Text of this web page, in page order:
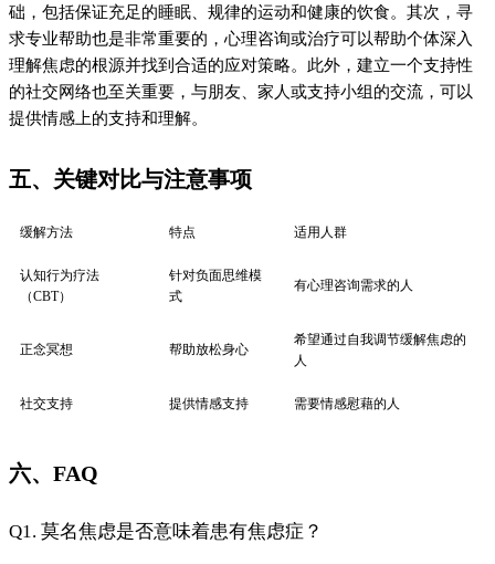
础，包括保证充足的睡眠、规律的运动和健康的饮食。其次，寻
求专业帮助也是非常重要的，心理咨询或治疗可以帮助个体深入
理解焦虑的根源并找到合适的应对策略。此外，建立一个支持性
的社交网络也至关重要，与朋友、家人或支持小组的交流，可以
提供情感上的支持和理解。
五、关键对比与注意事项
缓解方法 特点 适用人群
认知行为疗法
（CBT）
针对负面思维模
式
有心理咨询需求的人
正念冥想 帮助放松身心
希望通过自我调节缓解焦虑的
人
社交支持 提供情感支持 需要情感慰藉的人
六、FAQ
Q1. 莫名焦虑是否意味着患有焦虑症？